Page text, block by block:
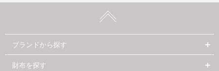
ブランドから探す
財布を探す